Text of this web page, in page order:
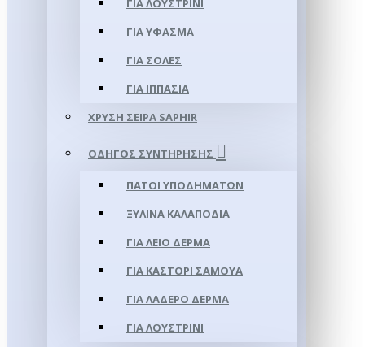
ΓΙΑ ΛΟΥΣΤΡΊΝΙ
ΓΙΑ ΥΦΑΣΜΑ
ΓΙΑ ΣΌΛΕΣ
ΓΙΑ ΙΠΠΑΣΊΑ
ΧΡΥΣΉ ΣΕΙΡΆ SAPHIR
ΟΔΗΓΌΣ ΣΥΝΤΉΡΗΣΗΣ
ΠΆΤΟΙ ΥΠΟΔΗΜΆΤΩΝ
ΞΎΛΙΝΑ ΚΑΛΑΠΌΔΙΑ
ΓΙΑ ΛΕΊΟ ΔΈΡΜΑ
ΓΙΑ ΚΑΣΤΌΡΙ ΣΑΜΟΎΑ
ΓΙΑ ΛΑΔΕΡΌ ΔΈΡΜΑ
ΓΙΑ ΛΟΥΣΤΡΊΝΙ